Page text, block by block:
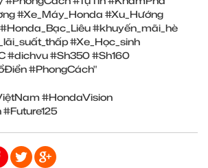
#Xe_Máy_Honda #Xu_Hướng
#Honda_Bạc_Liêu#khuyến_mãi_hè
#Xe_Học_sinh
#dichvu#Sh350#Sh160
#PhongCách"
#HondaVision
#Future125